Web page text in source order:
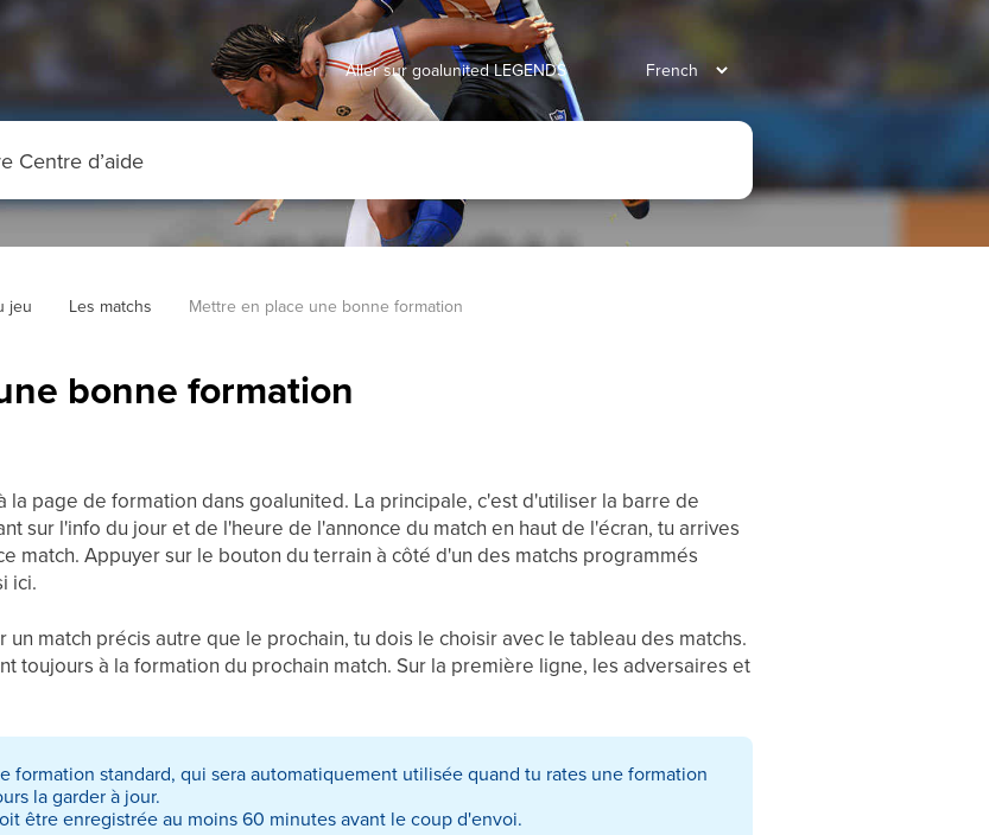
Aller sur goalunited LEGENDS
jeu Les matchs Mettre en place une bonne formation
bonne formation
la page de formation dans goalunited. La principale, c'est d'utiliser la barre de
sur l'info du jour et de l'heure de l'annonce du match en haut de l'écran, tu arrives
match. Appuyer sur le bouton du terrain à côté d'un des matchs programmés
ici.
match précis autre que le prochain, tu dois le choisir avec le tableau des matchs.
toujours à la formation du prochain match. Sur la première ligne, les adversaires et
formation standard, qui sera automatiquement utilisée quand tu rates une formation
la garder à jour.
être enregistrée au moins 60 minutes avant le coup d'envoi.